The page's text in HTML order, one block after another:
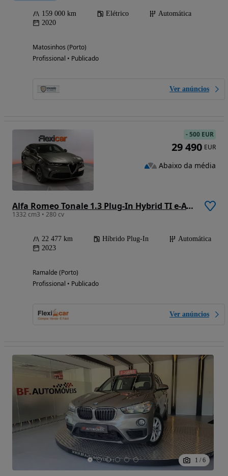
159 000 km Elétrico
Automática
2020
Matosinhos (Porto)
Profissional • Publicado
Ver anúncios
Alfa Romeo Tonale 1.3 Plug-In Hybrid TI e-AWD
1332 cm3 • 280 cv
22 477 km Híbrido Plug-In
Automática
2023
Ramalde (Porto)
Profissional • Publicado
Ver anúncios
-500 EUR
29 490 EUR
Abaixo da média
1 / 6